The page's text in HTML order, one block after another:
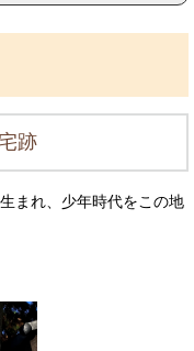
跡
まれ、少年時代をこの地